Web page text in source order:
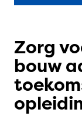
Zorg
bouw